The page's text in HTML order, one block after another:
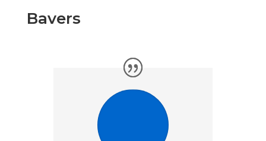
Bavers